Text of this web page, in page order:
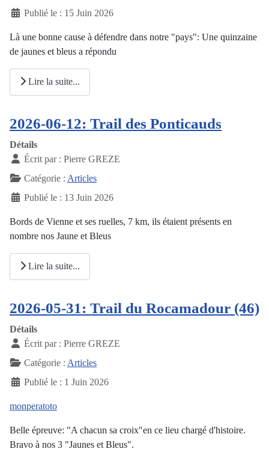
Publié le : 15 Juin 2026
Là une bonne cause à défendre dans notre "pays": Une quinzaine
de jaunes et bleus a répondu
Lire la suite...
2026-06-12: Trail des Ponticauds
Détails
Écrit par : Pierre GREZE
Catégorie : Articles
Publié le : 13 Juin 2026
Bords de Vienne et ses ruelles, 7 km, ils étaient présents en
nombre nos Jaune et Bleus
Lire la suite...
2026-05-31: Trail du Rocamadour (46)
Détails
Écrit par : Pierre GREZE
Catégorie : Articles
Publié le : 1 Juin 2026
monperatoto
Belle épreuve: "A chacun sa croix"en ce lieu chargé d'histoire.
Bravo à nos 3 "Jaunes et Bleus".